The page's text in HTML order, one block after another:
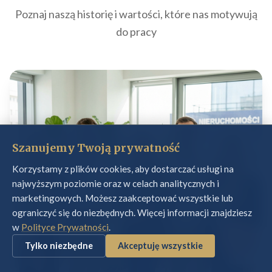
Poznaj naszą historię i wartości, które nas motywują
do pracy
Szanujemy Twoją prywatność
Korzystamy z plików cookies, aby dostarczać usługi na
najwyższym poziomie oraz w celach analitycznych i
marketingowych. Możesz zaakceptować wszystkie lub
ograniczyć się do niezbędnych. Więcej informacji znajdziesz
w Polityce Prywatności.
Tylko niezbędne Akceptuję wszystkie